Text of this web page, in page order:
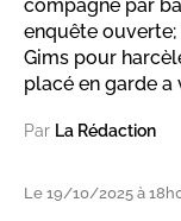
compagne par
enquête ouverte;
Gims pour
placé en garde a
Par La Rédaction
Le 19/10/2025 à